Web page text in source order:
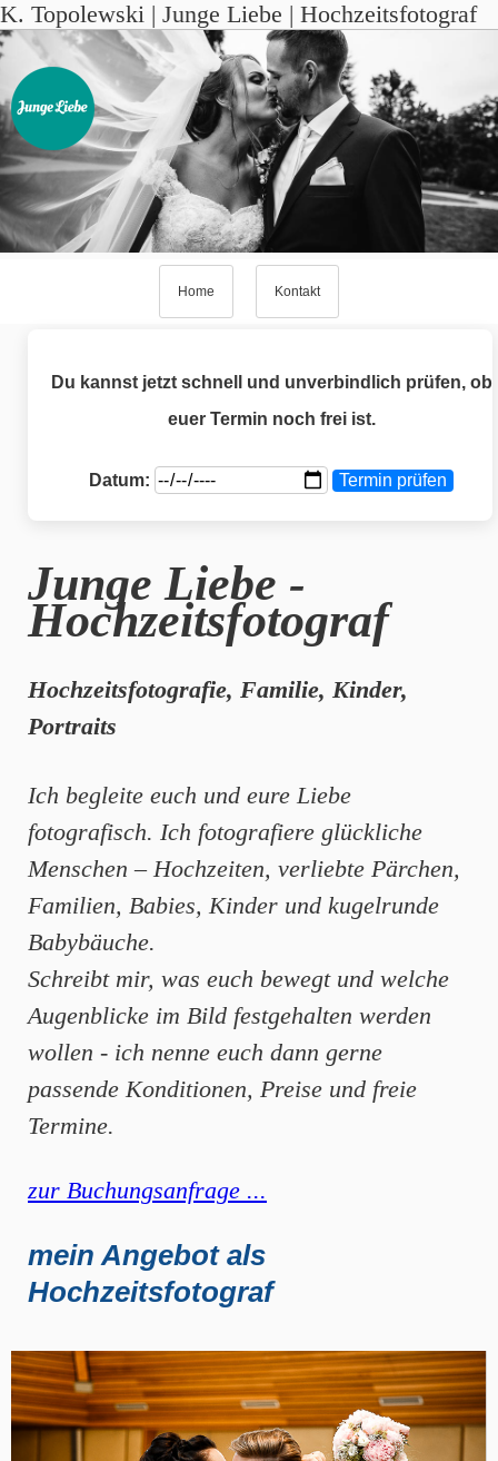
K. Topolewski | Junge Liebe | Hochzeitsfotograf
Home Kontakt
Du kannst jetzt schnell und unverbindlich prüfen, ob
euer Termin noch frei ist.
Datum: Termin prüfen
Junge Liebe -
Hochzeitsfotograf
Hochzeitsfotografie, Familie, Kinder,
Portraits
Ich begleite euch und eure Liebe
fotografisch. Ich fotografiere glückliche
Menschen – Hochzeiten, verliebte Pärchen,
Familien, Babies, Kinder und kugelrunde
Babybäuche.
Schreibt mir, was euch bewegt und welche
Augenblicke im Bild festgehalten werden
wollen - ich nenne euch dann gerne
passende Konditionen, Preise und freie
Termine.
zur Buchungsanfrage ...
mein Angebot als
Hochzeitsfotograf